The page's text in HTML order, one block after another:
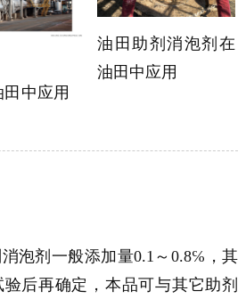
田中应用
油田助剂消泡剂在
油田中应用
泡剂一般添加量0.1～0.8℅，其
后再确定，本品可与其它助剂